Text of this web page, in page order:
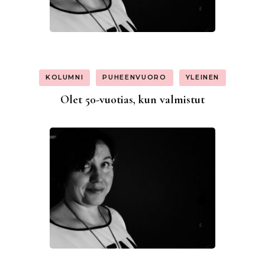
KOLUMNI PUHEENVUORO YLEINEN
Olet 50-vuotias, kun valmistut